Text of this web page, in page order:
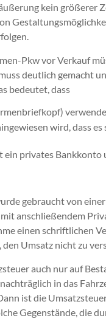
kein größerer
Pkw vor Verkauf
deutlich gemacht
bedeutet, dass
wird, dass
ein privates
gebraucht von
anschließendem
einen schriftlichen
Umsatz nicht zu
auch nur auf
in das
ist die
Gegenstände, die